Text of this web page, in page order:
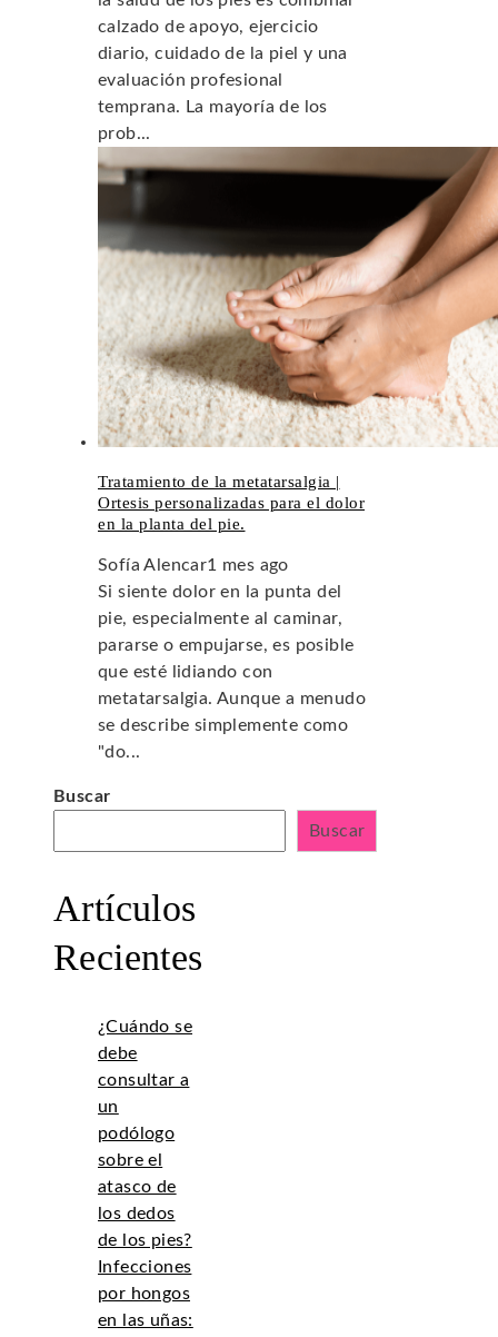
calzado de apoyo, ejercicio
diario, cuidado de la piel y una
evaluación profesional
temprana. La mayoría de los
prob...
Tratamiento de la metatarsalgia |
Ortesis personalizadas para el dolor
en la planta del pie.
Sofía Alencar1 mes ago
Si siente dolor en la punta del
pie, especialmente al caminar,
pararse o empujarse, es posible
que esté lidiando con
metatarsalgia. Aunque a menudo
se describe simplemente como
"do...
Buscar
Buscar
Artículos
Recientes
¿Cuándo se
debe
consultar a
un
podólogo
sobre el
atasco de
los dedos
de los pies?
Infecciones
por hongos
en las uñas: